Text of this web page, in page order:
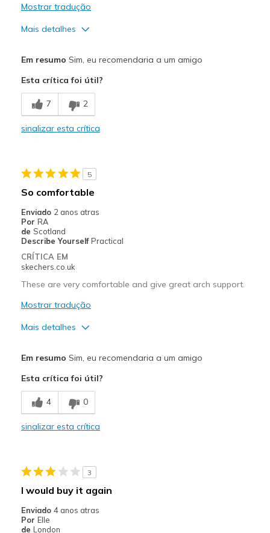
Mostrar tradução
Mais detalhes
Stylish
Melhores utilizações
Travel
View On Shoes
Shoes are for Wearing
Em resumo Sim, eu recomendaria a um amigo
Esta crítica foi útil?
7 2
sinalizar esta crítica
5
So comfortable
Enviado 2 anos atras
Por RA
de Scotland
Describe Yourself Practical
CRÍTICA EM
skechers.co.uk
These are very comfortable and give great arch support.
Mostrar tradução
Mais detalhes
Melhores utilizações
Casual Wear
View On Shoes
Shoes are for Wearing
Em resumo Sim, eu recomendaria a um amigo
Esta crítica foi útil?
4 0
sinalizar esta crítica
3
I would buy it again
Enviado 4 anos atras
Por Elle
de London